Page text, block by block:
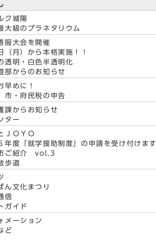
ク城陽
級のプラネタリウム
服大会を開催
（月）から本格実施！！
透明・白色半透明化
部からのお知らせ
早めに！
市・府民税の申告
課からお知らせ
ター
ＪＯＹＯ
年度「就学援助制度」の申請を受け付けます
市ご紹介 vol.3
歩道
ん文化まつり
信
ガイド
メーション
ど